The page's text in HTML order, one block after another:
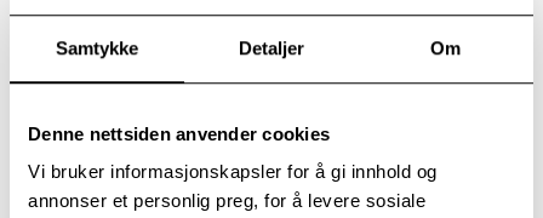
Samtykke Detaljer Om
Denne nettsiden anvender cookies
Vi bruker informasjonskapsler for å gi innhold og
annonser et personlig preg, for å levere sosiale